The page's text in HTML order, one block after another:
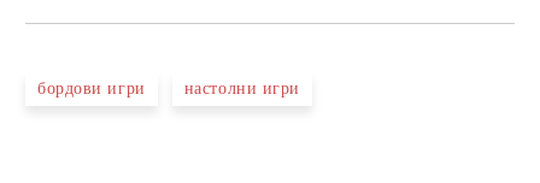
бордови игри настолни игри